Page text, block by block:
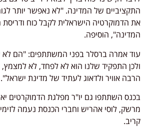
התקציביים של המדינה. "לא נאפשר יותר
את הדמוקרטיה הישראלית לקבל כוח ודריסת
המדינה", הוסיפה.
עוד אמרה ברסלר בפני המשתתפים: "הם לא
ולכן התפקיד שלנו הוא לא לפחד, לא
הרבה אוויר ולדאוג לעתיד של מדינת ישראל".
בכנס השתתפו גם יו"ר מפלגת הדמוקרטים יאיר
מרשק, לוסי אהריש וחברי הכנסת נעמה
קריב.